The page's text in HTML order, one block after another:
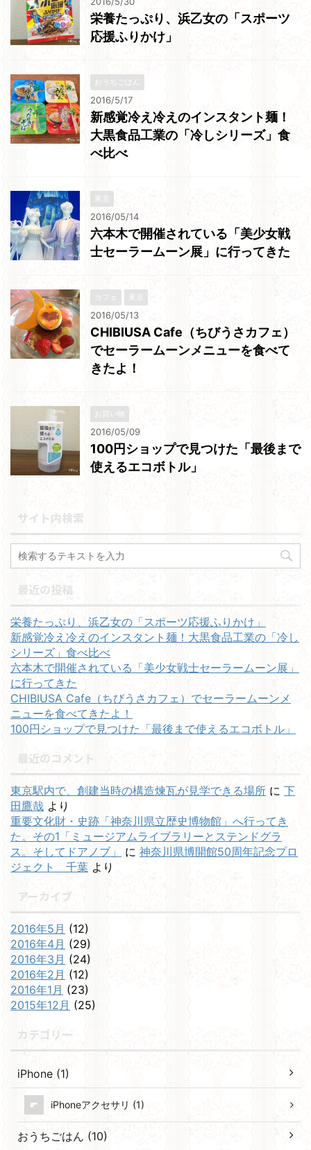
栄養たっぷり、浜乙女の「スポーツ
応援ふりかけ」
おうちごはん
2016/5/17
新感覚冷え冷えのインスタント麺！
大黒食品工業の「冷しシリーズ」食
べ比べ
東京
2016/05/14
六本木で開催されている「美少女戦
士セーラームーン展」に行ってきた
カフェ 東京
2016/05/13
CHIBIUSA Cafe（ちびうさカフェ）
でセーラームーンメニューを食べて
きたよ！
お買い物
2016/05/09
100円ショップで見つけた「最後まで
使えるエコボトル」
サイト内検索
最近の投稿
栄養たっぷり、浜乙女の「スポーツ応援ふりかけ」
新感覚冷え冷えのインスタント麺！大黒食品工業の「冷し
シリーズ」食べ比べ
六本木で開催されている「美少女戦士セーラームーン展」
に行ってきた
CHIBIUSA Cafe（ちびうさカフェ）でセーラームーンメ
ニューを食べてきたよ！
100円ショップで見つけた「最後まで使えるエコボトル」
最近のコメント
東京駅内で、創建当時の構造煉瓦が見学できる場所 に 下
田鷹哉 より
重要文化財・史跡「神奈川県立歴史博物館」へ行ってき
た。その1「ミュージアムライブラリーとステンドグラ
ス。そしてドアノブ」
に 神奈川県博開館50周年記念プロ
ジェクト 千葉 より
アーカイブ
2016年5月 (12)
2016年4月 (29)
2016年3月 (24)
2016年2月 (12)
2016年1月 (23)
2015年12月 (25)
カテゴリー
iPhone (1)
iPhoneアクセサリ (1)
おうちごはん (10)